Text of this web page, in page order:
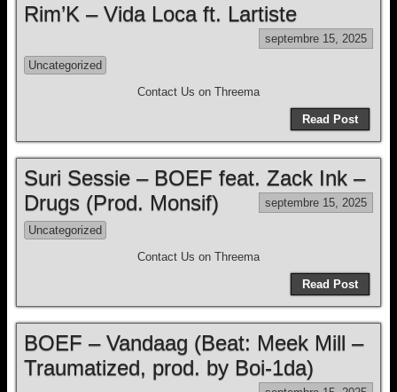
Rim’K – Vida Loca ft. Lartiste
septembre 15, 2025
Uncategorized
Contact Us on Threema
Read Post
Suri Sessie – BOEF feat. Zack Ink –
Drugs (Prod. Monsif)
septembre 15, 2025
Uncategorized
Contact Us on Threema
Read Post
BOEF – Vandaag (Beat: Meek Mill –
Traumatized, prod. by Boi-1da)